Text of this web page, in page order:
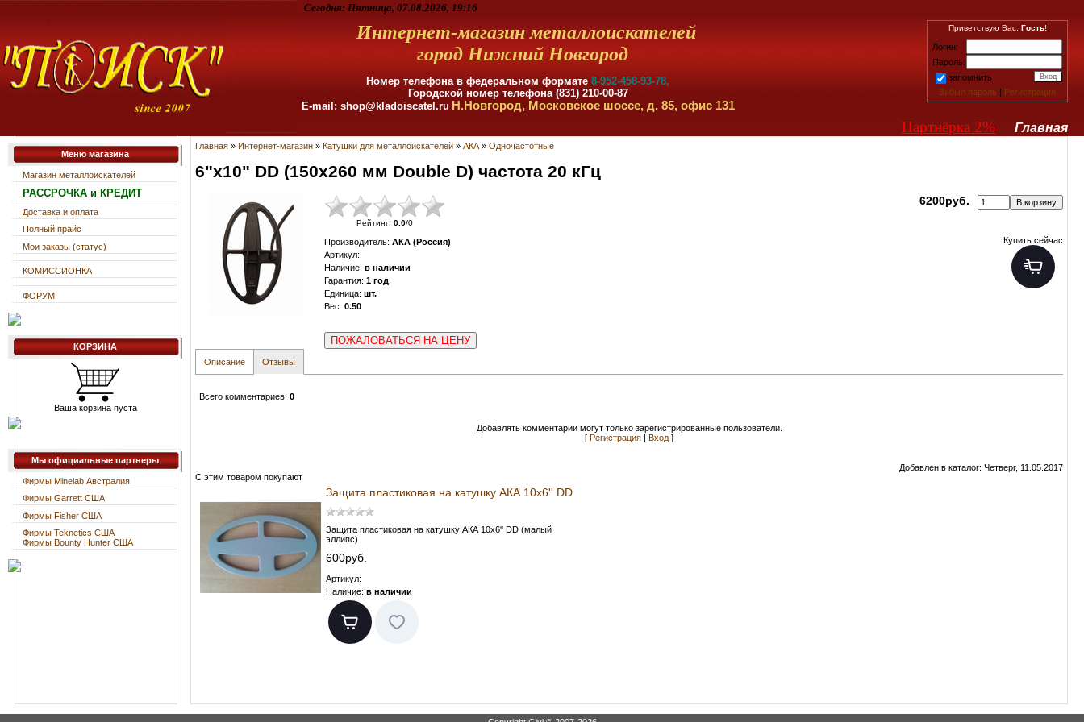
Сегодня: Пятница, 07.08.2026, 19:16
Интернет-магазин металлоискателей
город Нижний Новгород
Номер телефона в федеральном формате 8-952-458-93-78,
Городской номер телефона (831) 210-00-87
E-mail: shop@kladoiscatel.ru Н.Новгород, Московское шоссе, д. 85, офис 131
Приветствую Вас, Гость!
Логин:
Пароль:
запомнить
Забыл пароль | Регистрация
Партнёрка 2% Главная
Меню магазина
Магазин металлоискателей
РАССРОЧКА и КРЕДИТ
Доставка и оплата
Полный прайс
Мои заказы (статус)
КОМИССИОНКА
ФОРУМ
КОРЗИНА
Ваша корзина пуста
Мы официальные партнеры
Фирмы Minelab Австралия
Фирмы Garrett США
Фирмы Fisher США
Фирмы Teknetics США
Фирмы Bounty Hunter США
Главная » Интернет-магазин » Катушки для металлоискателей » АКА » Одночастотные
6"x10" DD (150x260 мм Double D) частота 20 кГц
Рейтинг: 0.0/0
6200руб.
Производитель: АКА (Россия)
Артикул:
Наличие: в наличии
Гарантия: 1 год
Единица: шт.
Вес: 0.50
ПОЖАЛОВАТЬСЯ НА ЦЕНУ
Купить сейчас
Описание Отзывы
Всего комментариев: 0
Добавлять комментарии могут только зарегистрированные пользователи.
[ Регистрация | Вход ]
Добавлен в каталог: Четверг, 11.05.2017
С этим товаром покупают
Защита пластиковая на катушку АКА 10x6'' DD
Защита пластиковая на катушку АКА 10x6'' DD (малый
эллипс)
600руб.
Артикул:
Наличие: в наличии